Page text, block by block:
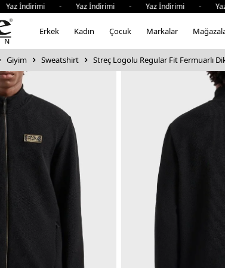
- Yaz İndirimi - Yaz İndirimi - Yaz
Erkek Kadın Çocuk Markalar
Giyim Sweatshirt Streç Logolu Regular Fit Fermuarlı